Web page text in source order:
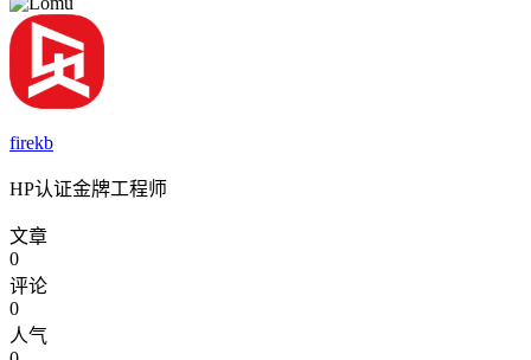
firekb
HP认证金牌工程师
文章
0
评论
0
人气